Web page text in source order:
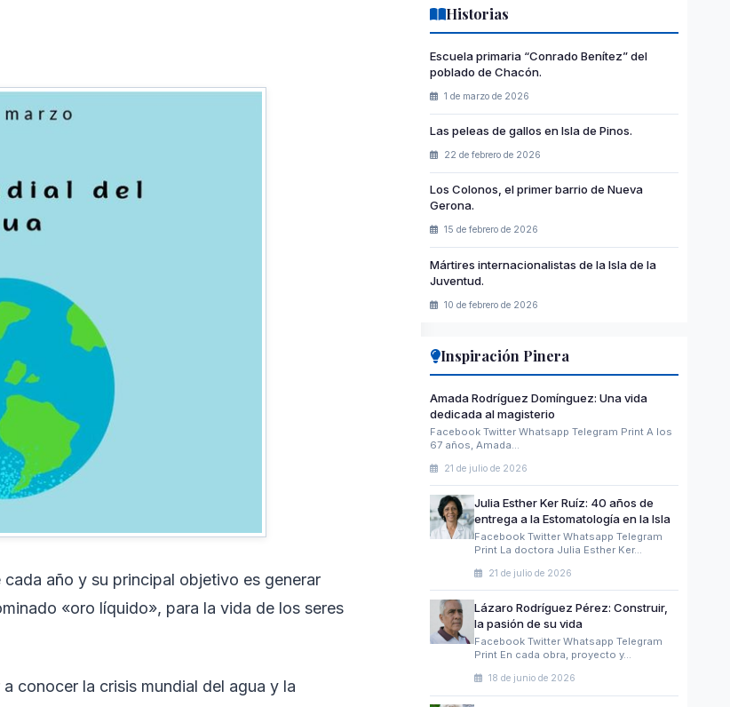
año y su principal objetivo es generar
«oro líquido», para la vida de los seres
conocer la crisis mundial del agua y la
Historias
Escuela primaria “Conrado Benítez” del
poblado de Chacón.
1 de marzo de 2026
Las peleas de gallos en Isla de Pinos.
22 de febrero de 2026
Los Colonos, el primer barrio de Nueva
Gerona.
15 de febrero de 2026
Mártires internacionalistas de la Isla de la
Juventud.
10 de febrero de 2026
Inspiración Pinera
Amada Rodríguez Domínguez: Una vida
dedicada al magisterio
Facebook Twitter Whatsapp Telegram Print A los
67 años, Amada…
21 de julio de 2026
Julia Esther Ker Ruíz: 40 años de
entrega a la Estomatología en la Isla
Facebook Twitter Whatsapp Telegram
Print La doctora Julia Esther Ker…
21 de julio de 2026
Lázaro Rodríguez Pérez: Construir,
la pasión de su vida
Facebook Twitter Whatsapp Telegram
Print En cada obra, proyecto y…
18 de junio de 2026